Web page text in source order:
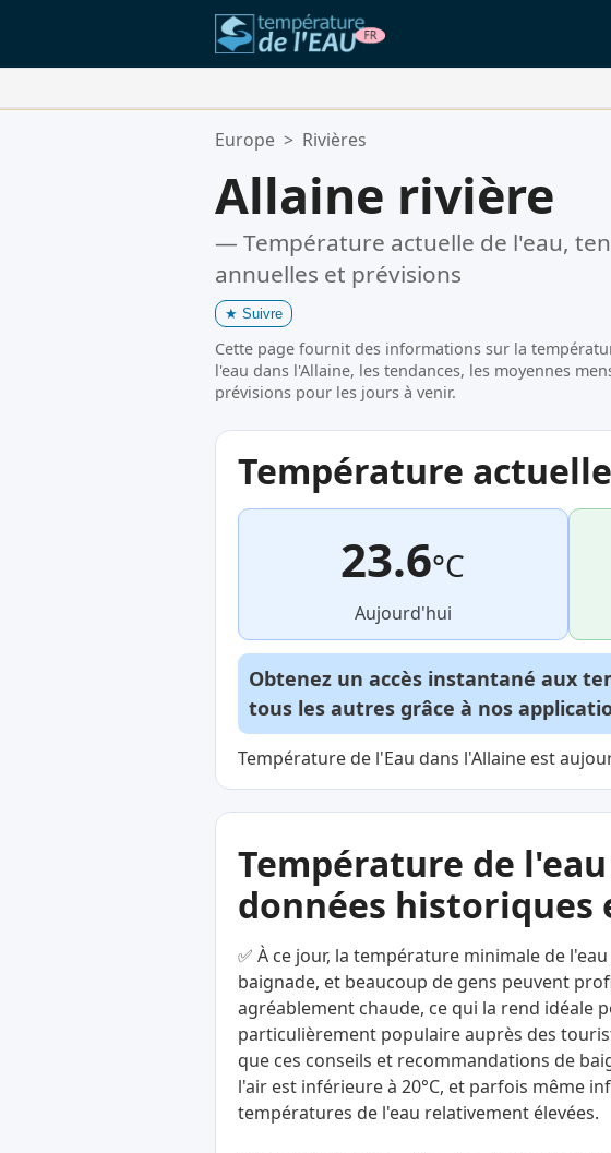
Vos Lieux Favoris:
Europe > Rivières
Allaine rivière
— Température actuelle de l'eau,
annuelles et prévisions
★ Suivre
Cette page fournit des informations sur la
l'eau dans l'Allaine, les tendances, les moyennes
prévisions pour les jours à venir.
Température
23.6°C
Aujourd'hui
Obtenez un accès instantané aux
tous les autres grâce à nos
Température de l'Eau dans l'Allaine est
Température de
données historiques
✅ À ce jour, la température minimale de
baignade, et beaucoup de gens peuvent
agréablement chaude, ce qui la rend idéale
particulièrement populaire auprès des
que ces conseils et recommandations de
l'air est inférieure à 20°C, et parfois même
températures de l'eau relativement élevées.